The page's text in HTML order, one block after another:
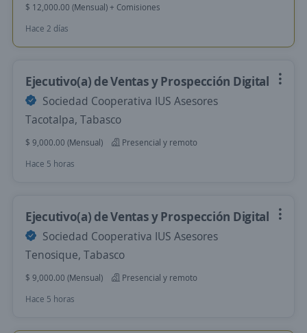
$ 12,000.00 (Mensual) + Comisiones
Hace 2 días
Ejecutivo(a) de Ventas y Prospección Digital
Sociedad Cooperativa IUS Asesores
Tacotalpa, Tabasco
$ 9,000.00 (Mensual)
Presencial y remoto
Hace 5 horas
Ejecutivo(a) de Ventas y Prospección Digital
Sociedad Cooperativa IUS Asesores
Tenosique, Tabasco
$ 9,000.00 (Mensual)
Presencial y remoto
Hace 5 horas